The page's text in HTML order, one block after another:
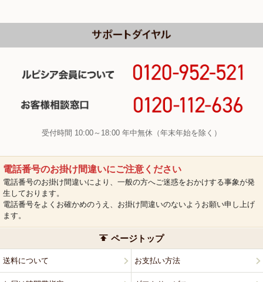
受付時間 10:00～18:00 年中無休（年末年始を除く）
電話番号のお掛け間違いにご注意ください
電話番号のお掛け間違いにより、一般の方へご迷惑をおかけする事象が発
生しております。
電話番号をよくお確かめのうえ、お掛け間違いのないようお願い申し上げ
ます。
ページトップ
送料について お支払い方法